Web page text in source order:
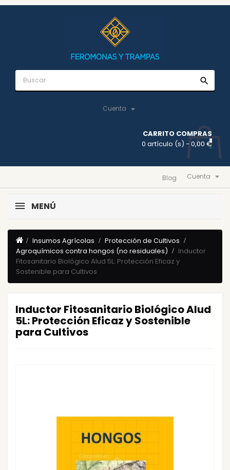
search
Cuenta 
CARRITO COMPRAS
0 artículo (s) - 0,00 €
Cuenta 
Blog
MENÚ
Insumos Agrícolas
Protección de Cultivos
Agroquímicos contra hongos (no residuales)
Inductor
Fitosanitario Biológico Alud 5L: Protección Eficaz y
Sostenible para Cultivos
Inductor Fitosanitario Biológico Alud
5L: Protección Eficaz y Sostenible
para Cultivos